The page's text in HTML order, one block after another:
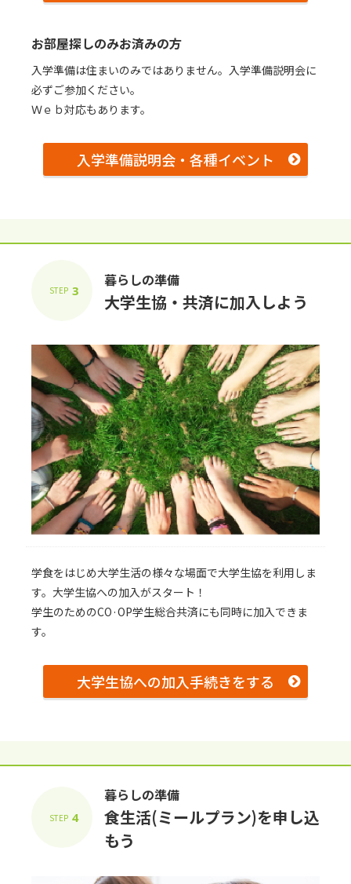
お部屋探しのみお済みの⽅
⼊学準備は住まいのみではありません。⼊学準備説明会に
必ずご参加ください。
Ｗｅｂ対応もあります。
入学準備説明会・各種イベント
STEP 3
暮らしの準備
⼤学⽣協・共済に加⼊しよう
学⾷をはじめ⼤学⽣活の様々な場⾯で⼤学⽣協を利⽤しま
す。⼤学⽣協への加⼊がスタート！
学生のためのCO·OP学生総合共済にも同時に加入できま
す。
⼤学⽣協への加⼊⼿続きをする
STEP 4
暮らしの準備
⾷⽣活(ミールプラン)を申し込
もう